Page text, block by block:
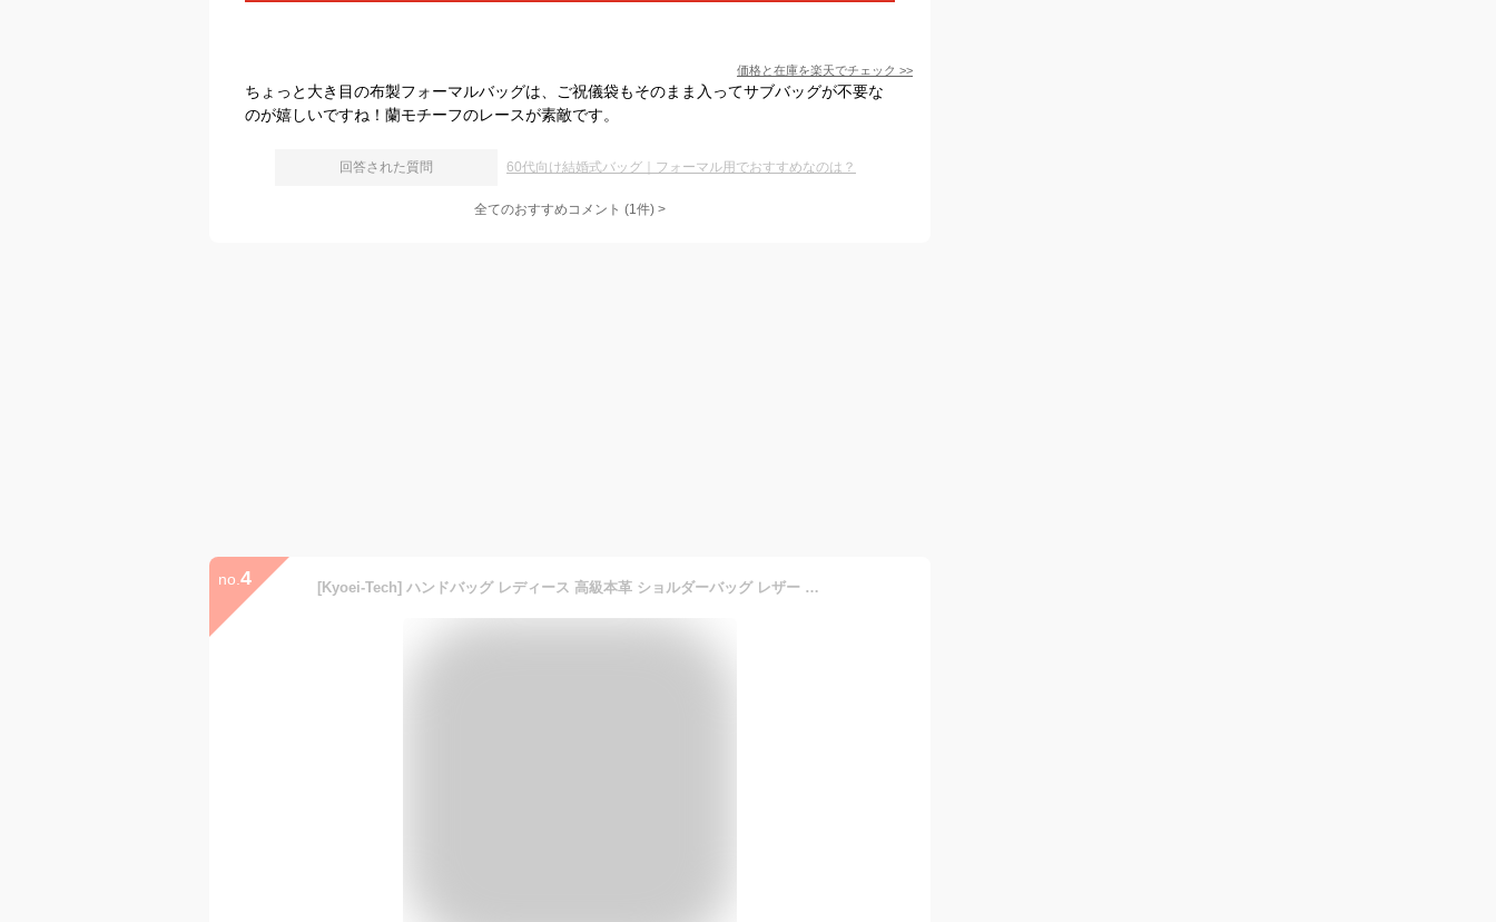
価格と在庫を楽天でチェック >>
ちょっと大き目の布製フォーマルバッグは、ご祝儀袋もそのまま入ってサブバッグが不要な
のが嬉しいですね！蘭モチーフのレースが素敵です。
回答された質問 60代向け結婚式バッグ｜フォーマル用でおすすめなのは？
全てのおすすめコメント (1件) >
no. 4 [Kyoei-Tech] ハンドバッグ レディース 高級本革 ショルダーバッグ レザー フォーマルバッグ 肩掛け 斜め掛け スカーフ付き カバン 超軽量 592g 自立性 仕事用 ビジネス 通勤通学 デート(ホワイト)